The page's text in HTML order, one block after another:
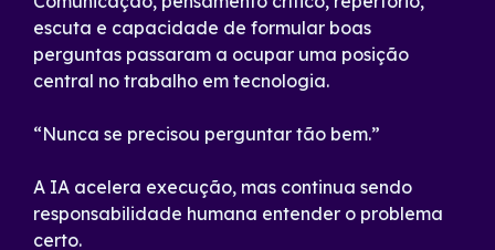
escuta e capacidade de formular boas
perguntas passaram a ocupar uma posição
central no trabalho em tecnologia.
“Nunca se precisou perguntar tão bem.”
A IA acelera execução, mas continua sendo
responsabilidade humana entender o problema
certo.